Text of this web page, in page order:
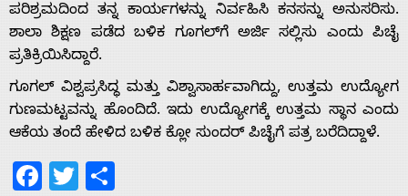
Home
About
Us
ಪರಿಶ್ರಮದಿಂದ ತನ್ನ ಕಾರ್ಯಗಳನ್ನು ನಿರ್ವಹಿಸಿ ಕನಸನ್ನು ಅನುಸರಿಸು.
ಶಾಲಾ ಶಿಕ್ಷಣ ಪಡೆದ ಬಳಿಕ ಗೂಗಲ್‌ಗೆ ಅರ್ಜಿ ಸಲ್ಲಿಸು ಎಂದು ಪಿಚೈ
ಪ್ರತಿಕ್ರಿಯಿಸಿದ್ದಾರೆ.
ಗೂಗಲ್ ವಿಶ್ವಪ್ರಸಿದ್ಧ ಮತ್ತು ವಿಶ್ವಾಸಾರ್ಹವಾಗಿದ್ದು, ಉತ್ತಮ ಉದ್ಯೋಗ
ಗುಣಮಟ್ಟವನ್ನು ಹೊಂದಿದೆ. ಇದು ಉದ್ಯೋಗಕ್ಕೆ ಉತ್ತಮ ಸ್ಥಾನ ಎಂದು
ಆಕೆಯ ತಂದೆ ಹೇಳಿದ ಬಳಿಕ ಕ್ಲೋ ಸುಂದರ್ ಪಿಚೈಗೆ ಪತ್ರ ಬರೆದಿದ್ದಾಳೆ.
Facebook
Twitter